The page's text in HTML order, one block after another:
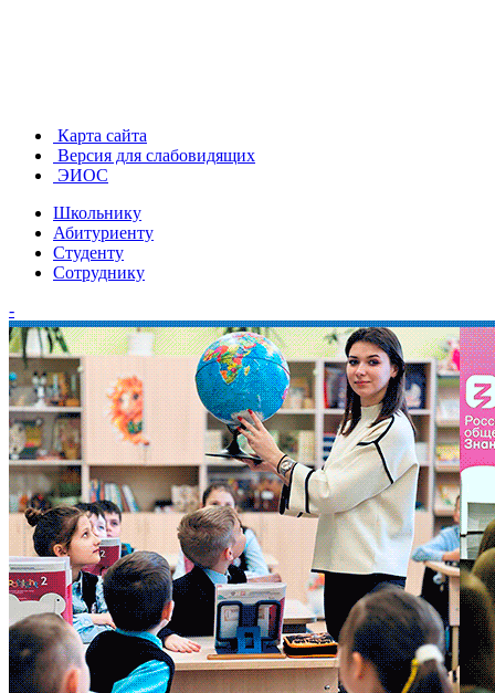
Карта сайта
Версия для слабовидящих
ЭИОС
Школьнику
Абитуриенту
Студенту
Сотруднику
-